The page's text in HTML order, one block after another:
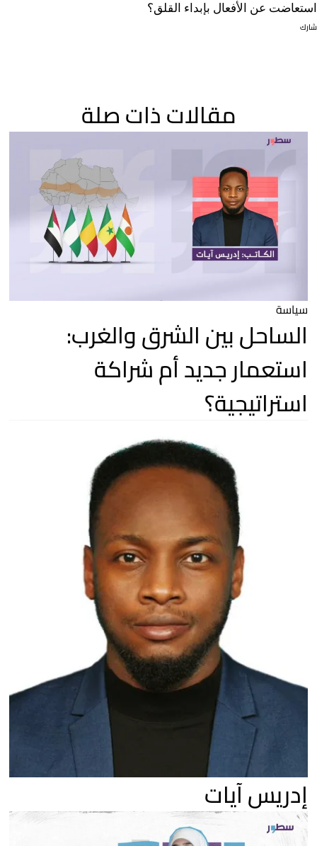
استعاضت عن الأفعال بإبداء القلق؟
شارك
مقالات ذات صلة
سياسة
الساحل بين الشرق والغرب:
استعمار جديد أم شراكة
استراتيجية؟
إدريس آيات